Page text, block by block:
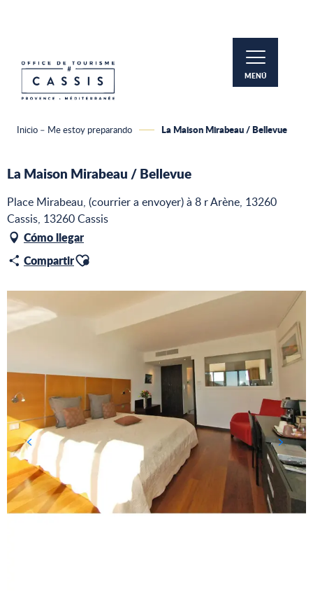
principal
MENÚ
Inicio – Me estoy preparando La Maison Mirabeau / Bellevue
La Maison Mirabeau / Bellevue
Place Mirabeau, (courrier a envoyer) à 8 r Arène, 13260
Cassis, 13260 Cassis
Cómo llegar
CompartirAjouter aux favoris